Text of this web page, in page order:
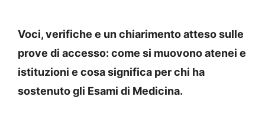
Voci, verifiche e un chiarimento atteso sulle
prove di accesso: come si muovono atenei e
istituzioni e cosa significa per chi ha
sostenuto gli Esami di Medicina.